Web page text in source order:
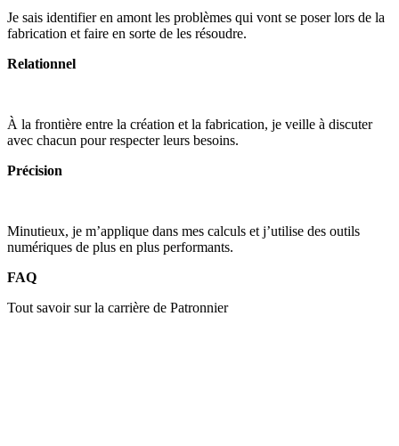
Je sais identifier en amont les problèmes qui vont se poser lors de la
fabrication et faire en sorte de les résoudre.
Relationnel
À la frontière entre la création et la fabrication, je veille à discuter
avec chacun pour respecter leurs besoins.
Précision
Minutieux, je m’applique dans mes calculs et j’utilise des outils
numériques de plus en plus performants.
FAQ
Tout savoir sur la carrière de Patronnier